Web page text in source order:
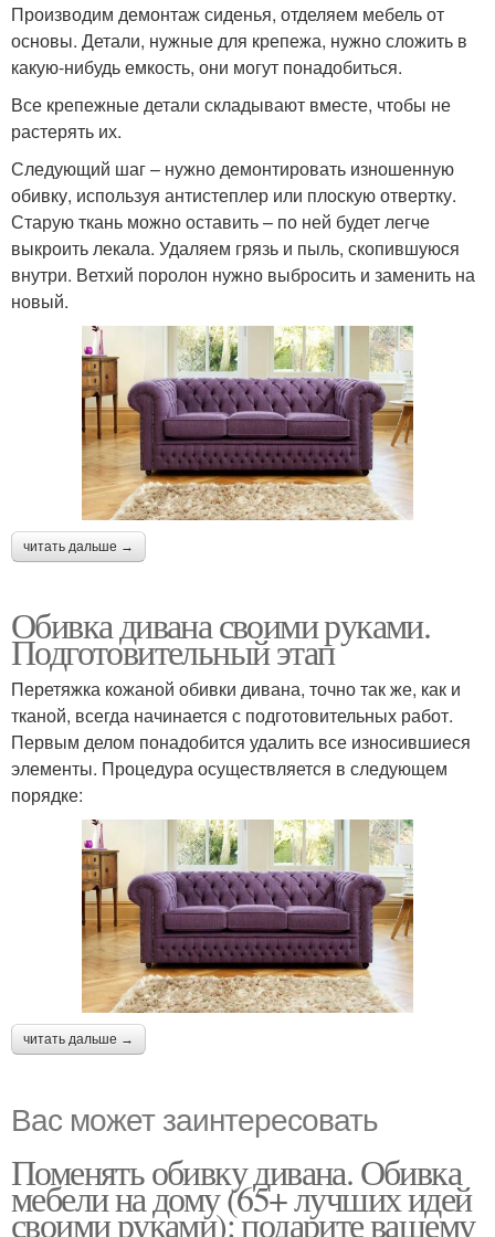
Производим демонтаж сиденья, отделяем мебель от
основы. Детали, нужные для крепежа, нужно сложить в
какую-нибудь емкость, они могут понадобиться.
Все крепежные детали складывают вместе, чтобы не
растерять их.
Следующий шаг – нужно демонтировать изношенную
обивку, используя антистеплер или плоскую отвертку.
Старую ткань можно оставить – по ней будет легче
выкроить лекала. Удаляем грязь и пыль, скопившуюся
внутри. Ветхий поролон нужно выбросить и заменить на
новый.
читать дальше →
Обивка дивана своими руками.
Подготовительный этап
Перетяжка кожаной обивки дивана, точно так же, как и
тканой, всегда начинается с подготовительных работ.
Первым делом понадобится удалить все износившиеся
элементы. Процедура осуществляется в следующем
порядке:
читать дальше →
Вас может заинтересовать
Поменять обивку дивана. Обивка
мебели на дому (65+ лучших идей
своими руками): подарите вашему